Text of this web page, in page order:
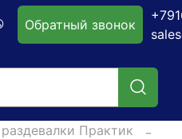
Обратный звонок
Практик